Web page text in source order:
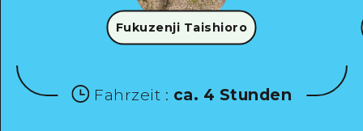
Fukuzenji Taishioro
Fahrzeit : ca. 4 Stunden